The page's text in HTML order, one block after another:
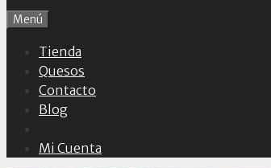
Menú
Tienda
Quesos
Contacto
Blog
Mi Cuenta